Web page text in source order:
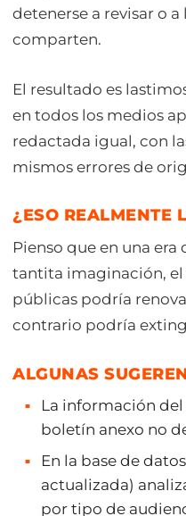
detenerse a revisar o
comparten.
El resultado es
en todos los medios
redactada igual, con
mismos errores de
¿ESO REALMENTE
Pienso que en una
tantita imaginación, el
públicas podría
contrario podría
ALGUNAS
La información
boletín anexo no
En la base de
actualizada)
por tipo de